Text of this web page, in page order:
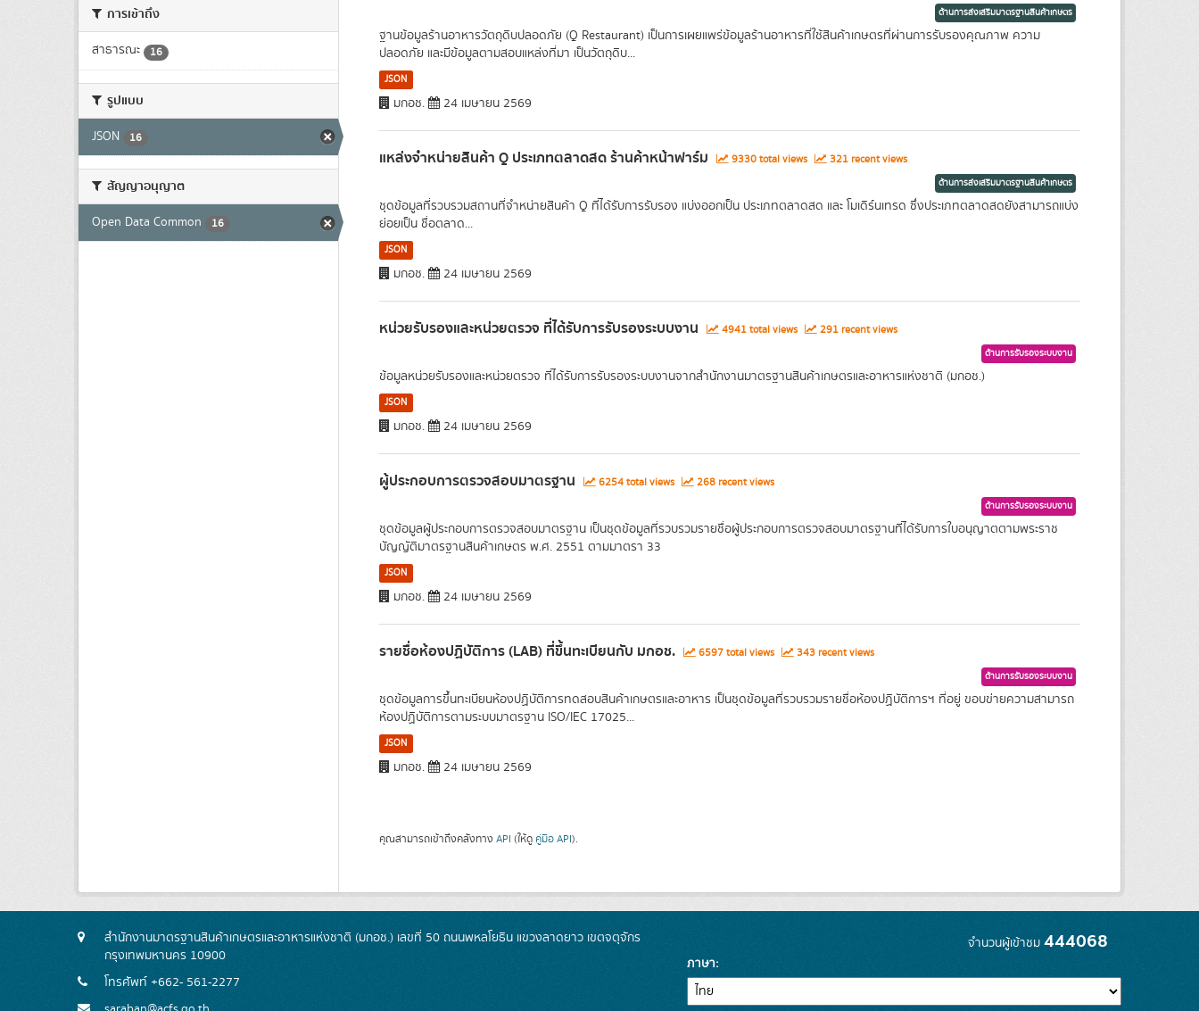
การเข้าถึง
สาธารณะ 16
รูปแบบ
JSON 16
สัญญาอนุญาต
Open Data Common 16
ด้านการส่งเสริมมาตรฐานสินค้าเกษตร
ฐานข้อมูลร้านอาหารวัตถุดิบปลอดภัย (Q Restaurant) เป็นการเผยแพร่ข้อมูลร้านอาหารที่ใช้สินค้าเกษตรที่ผ่านการรับรองคุณภาพ ความ
ปลอดภัย และมีข้อมูลตามสอบแหล่งที่มา เป็นวัตถุดิบ...
JSON
มกอช. 24 เมษายน 2569
แหล่งจำหน่ายสินค้า Q ประเภทตลาดสด ร้านค้าหน้าฟาร์ม 9330 total views 321 recent views
ด้านการส่งเสริมมาตรฐานสินค้าเกษตร
ชุดข้อมูลที่รวบรวมสถานที่จำหน่ายสินค้า Q ที่ได้รับการรับรอง แบ่งออกเป็น ประเภทตลาดสด และ โมเดิร์นเทรด ซึ่งประเภทตลาดสดยังสามารถแบ่ง
ย่อยเป็น ชื่อตลาด...
JSON
มกอช. 24 เมษายน 2569
หน่วยรับรองและหน่วยตรวจ ที่ได้รับการรับรองระบบงาน 4941 total views 291 recent views
ด้านการรับรองระบบงาน
ข้อมูลหน่วยรับรองและหน่วยตรวจ ที่ได้รับการรับรองระบบงานจากสำนักงานมาตรฐานสินค้าเกษตรและอาหารแห่งชาติ (มกอช.)
JSON
มกอช. 24 เมษายน 2569
ผู้ประกอบการตรวจสอบมาตรฐาน 6254 total views 268 recent views
ด้านการรับรองระบบงาน
ชุดข้อมูลผู้ประกอบการตรวจสอบมาตรฐาน เป็นชุดข้อมูลที่รวบรวมรายชื่อผู้ประกอบการตรวจสอบมาตรฐานที่ได้รับการใบอนุญาตตามพระราช
บัญญัติมาตรฐานสินค้าเกษตร พ.ศ. 2551 ตามมาตรา 33
JSON
มกอช. 24 เมษายน 2569
รายชื่อห้องปฏิบัติการ (LAB) ที่ขึ้นทะเบียนกับ มกอช. 6597 total views 343 recent views
ด้านการรับรองระบบงาน
ชุดข้อมูลการขึ้นทะเบียนห้องปฏิบัติการทดสอบสินค้าเกษตรและอาหาร เป็นชุดข้อมูลที่รวบรวมรายชื่อห้องปฏิบัติการฯ ที่อยู่ ขอบข่ายความสามารถ
ห้องปฏิบัติการตามระบบมาตรฐาน ISO/IEC 17025...
JSON
มกอช. 24 เมษายน 2569
คุณสามารถเข้าถึงคลังทาง API (ให้ดู คู่มือ API).
สำนักงานมาตรฐานสินค้าเกษตรและอาหารแห่งชาติ (มกอช.) เลขที่ 50 ถนนพหลโยธิน แขวงลาดยาว เขตจตุจักร
กรุงเทพมหานคร 10900
โทรศัพท์ +662- 561-2277
จำนวนผู้เข้าชม 444068
ภาษา